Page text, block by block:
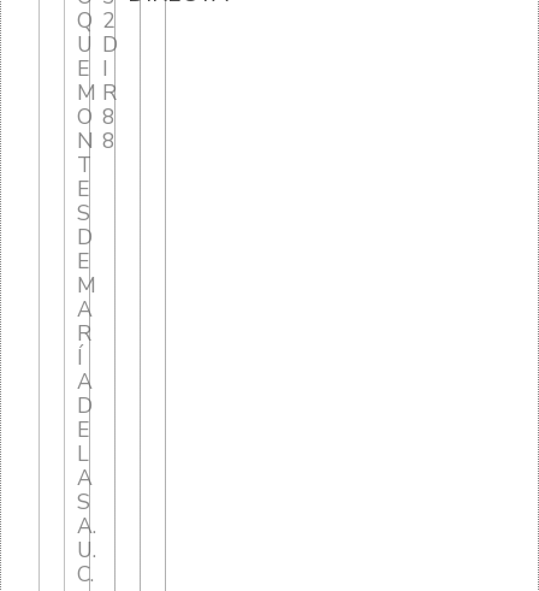
Q
U
E
M
O
N
T
E
S
D
E
M
A
R
Í
A
D
E
L
A
S
A.
U.
C.
2
D
I
R
8
8